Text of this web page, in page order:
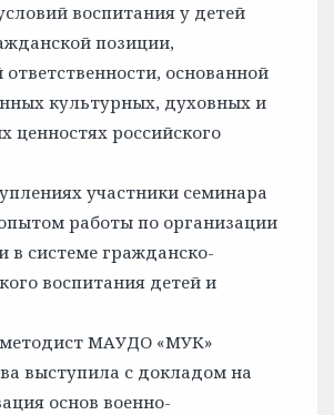
воспитания у детей
позиции,
основанной
культурных, духовных и
ценностях российского
участники семинара
работы по организации
в системе гражданско-
воспитания детей и
МАУДО «МУК»
выступила с докладом на
основ военно-